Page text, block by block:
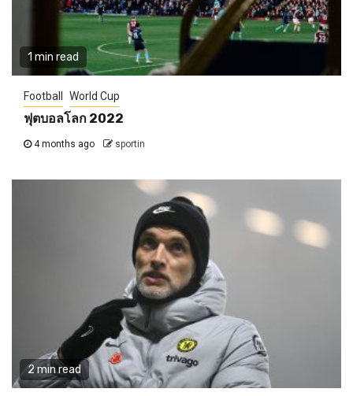
1 min read
Football World Cup
ฟุตบอลโลก 2022
4 months ago sportin
2 min read